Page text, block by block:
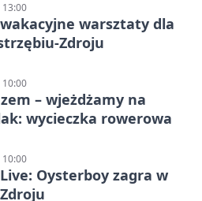
warsztaty dla
Zdroju
– wjeżdżamy na
wycieczka rowerowa
Oysterboy zagra w